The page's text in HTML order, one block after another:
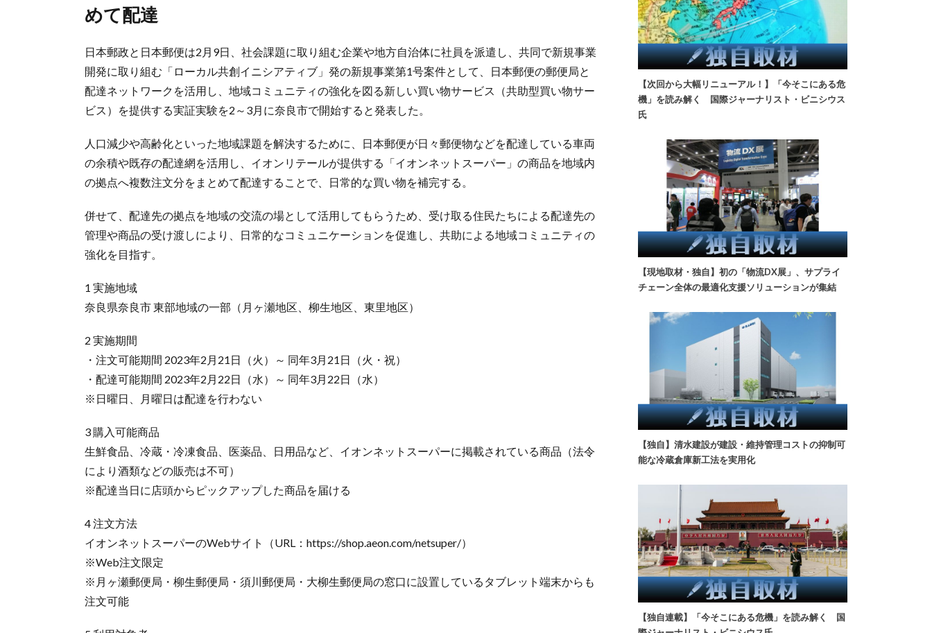
めて配達
日本郵政と日本郵便は2月9日、社会課題に取り組む企業や地方自治体に社員を派遣し、共同で新規事業
開発に取り組む「ローカル共創イニシアティブ」発の新規事業第1号案件として、日本郵便の郵便局と
配達ネットワークを活用し、地域コミュニティの強化を図る新しい買い物サービス（共助型買い物サー
ビス）を提供する実証実験を2～3月に奈良市で開始すると発表した。
人口減少や高齢化といった地域課題を解決するために、日本郵便が日々郵便物などを配達している車両
の余積や既存の配達網を活用し、イオンリテールが提供する「イオンネットスーパー」の商品を地域内
の拠点へ複数注文分をまとめて配達することで、日常的な買い物を補完する。
併せて、配達先の拠点を地域の交流の場として活用してもらうため、受け取る住民たちによる配達先の
管理や商品の受け渡しにより、日常的なコミュニケーションを促進し、共助による地域コミュニティの
強化を目指す。
1 実施地域
奈良県奈良市 東部地域の一部（月ヶ瀬地区、柳生地区、東里地区）
2 実施期間
・注文可能期間 2023年2月21日（火）～ 同年3月21日（火・祝）
・配達可能期間 2023年2月22日（水）～ 同年3月22日（水）
※日曜日、月曜日は配達を行わない
3 購入可能商品
生鮮食品、冷蔵・冷凍食品、医薬品、日用品など、イオンネットスーパーに掲載されている商品（法令
により酒類などの販売は不可）
※配達当日に店頭からピックアップした商品を届ける
4 注文方法
イオンネットスーパーのWebサイト（URL：https://shop.aeon.com/netsuper/）
※Web注文限定
※月ヶ瀬郵便局・柳生郵便局・須川郵便局・大柳生郵便局の窓口に設置しているタブレット端末からも
注文可能
【次回から大幅リニューアル！】「今そこにある危
機」を読み解く 国際ジャーナリスト・ビニシウス
氏
【現地取材・独自】初の「物流DX展」、サプライ
チェーン全体の最適化支援ソリューションが集結
【独自】清水建設が建設・維持管理コストの抑制可
能な冷蔵倉庫新工法を実用化
【独自連載】「今そこにある危機」を読み解く 国